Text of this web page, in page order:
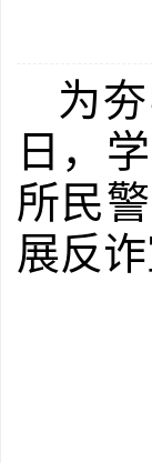
为
日，
所民
展反